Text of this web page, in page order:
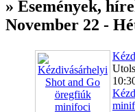
» Események,
November 22 -